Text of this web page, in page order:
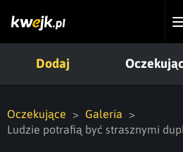
Dodaj
Oczekujące
Galeria
Ludzie potrafią być strasznymi